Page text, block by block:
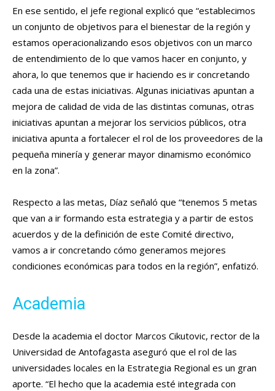
En ese sentido, el jefe regional explicó que “establecimos
un conjunto de objetivos para el bienestar de la región y
estamos operacionalizando esos objetivos con un marco
de entendimiento de lo que vamos hacer en conjunto, y
ahora, lo que tenemos que ir haciendo es ir concretando
cada una de estas iniciativas. Algunas iniciativas apuntan a
mejora de calidad de vida de las distintas comunas, otras
iniciativas apuntan a mejorar los servicios públicos, otra
iniciativa apunta a fortalecer el rol de los proveedores de la
pequeña minería y generar mayor dinamismo económico
en la zona”.
Respecto a las metas, Díaz señaló que “tenemos 5 metas
que van a ir formando esta estrategia y a partir de estos
acuerdos y de la definición de este Comité directivo,
vamos a ir concretando cómo generamos mejores
condiciones económicas para todos en la región”, enfatizó.
Academia
Desde la academia el doctor Marcos Cikutovic, rector de la
Universidad de Antofagasta aseguró que el rol de las
universidades locales en la Estrategia Regional es un gran
aporte. “El hecho que la academia esté integrada con